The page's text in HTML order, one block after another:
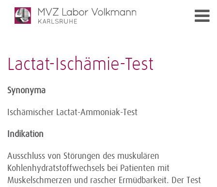
Lactat-Ischämie-Test
Synonyma
Ischämischer Lactat-Ammoniak-Test
Indikation
Ausschluss von Störungen des muskulären
Kohlenhydratstoffwechsels bei Patienten mit
Muskelschmerzen und rascher Ermüdbarkeit. Der Test